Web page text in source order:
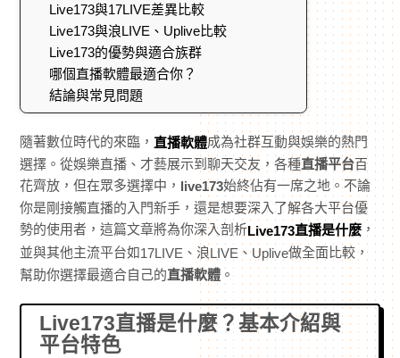
Live173與17LIVE差異比較
Live173與浪LIVE、Uplive比較
Live173的優勢與適合族群
哪個直播軟體最適合你？
結論與常見問題
隨著數位時代的來臨， 直播軟體成為社群互動與娛樂的熱門
選擇。從娛樂直播、才藝展示到聊天交友，各種直播平台百
花齊放，但在眾多選擇中， live173始終佔有一席之地。不論
你是剛接觸直播的入門新手，還是想要深入了解各大平台優
勢的使用者，這篇文章將為你深入剖析Live173直播是什麼 ，
並與其他主流平台如17LIVE 、浪LIVE 、Uplive做全面比較，
幫助你選擇最適合自己的直播軟體 。
Live173直播是什麼？基本介紹與
平台特色